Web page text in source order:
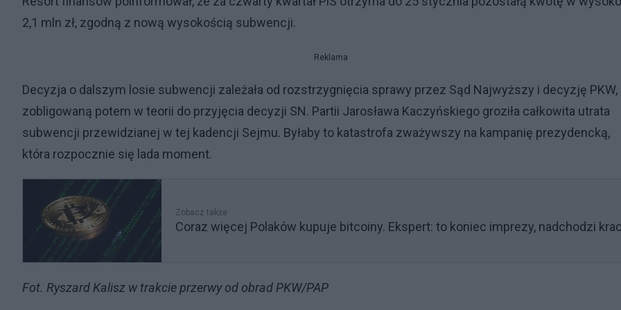
2,1 mln zł, zgodną z nową wysokością subwencji.
Reklama
Decyzja o dalszym losie subwencji zależała od rozstrzygnięcia sprawy przez Sąd Najwyższy i decyzję PKW,
zobligowaną potem w teorii do przyjęcia decyzji SN. Partii Jarosława Kaczyńskiego groziła całkowita utrata
subwencji przewidzianej w tej kadencji Sejmu. Byłaby to katastrofa zważywszy na kampanię prezydencką,
która rozpocznie się lada moment.
Zobacz także
Coraz więcej Polaków kupuje bitcoiny. Ekspert: to koniec imprezy, nadchodzi
Fot. Ryszard Kalisz w trakcie przerwy od obrad PKW/PAP